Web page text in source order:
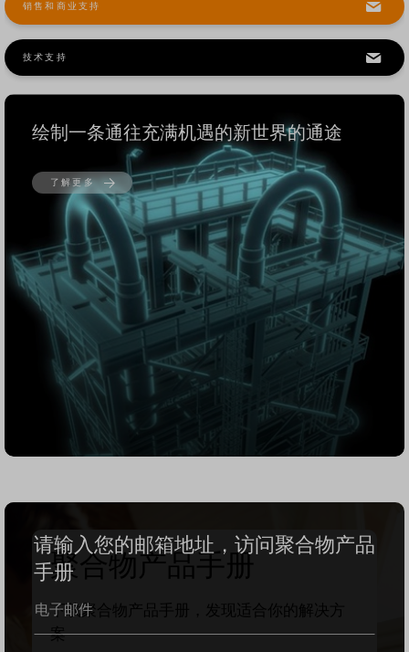
销售和商业支持
技术支持
绘制一条通往充满机遇的新世界的通途
了解更多
聚合物产品手册
下载聚合物产品手册，发现适合你的解决方
案
请输入您的邮箱地址，访问 聚合物产品
手册